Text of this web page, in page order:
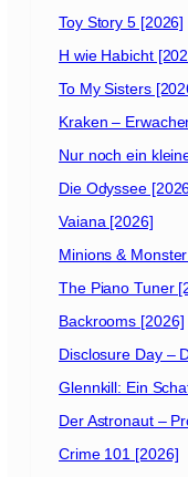
Toy Story 5 [2026]
H wie Habicht
To My Sisters
Kraken –
Nur noch ein
Die Odyssee
Vaiana [2026]
Minions &
The Piano Tuner
Backrooms [2026]
Disclosure Day –
Glennkill: Ein
Der Astronaut –
Crime 101 [2026]